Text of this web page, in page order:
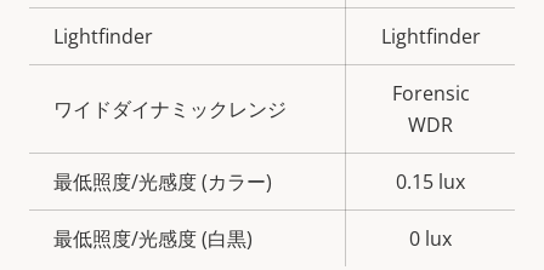
テ
ィ
説
パ
テ
値
Lightfinder Lightfinder
ワイドダイナミックレンジ
Forensic
WDR
最低照度/光感度 (カラー) 0.15 lux
最低照度/光感度 (白黒) 0 lux